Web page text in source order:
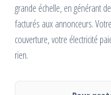
grande échelle, en générant
facturés aux annonceurs.
couverture, votre électricité
rien.